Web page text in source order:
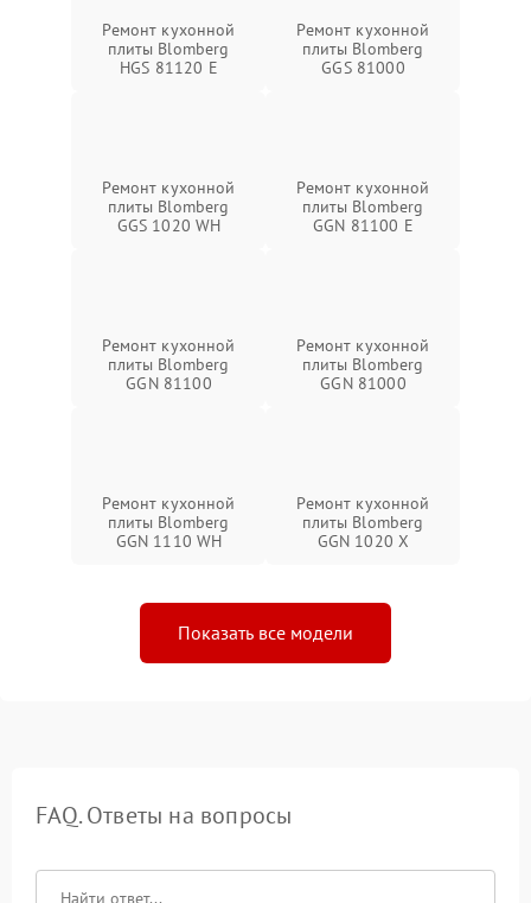
Ремонт кухонной
плиты Blomberg
HGS 81120 E
Ремонт кухонной
плиты Blomberg
GGS 81000
Ремонт кухонной
плиты Blomberg
GGS 1020 WH
Ремонт кухонной
плиты Blomberg
GGN 81100 E
Ремонт кухонной
плиты Blomberg
GGN 81100
Ремонт кухонной
плиты Blomberg
GGN 81000
Ремонт кухонной
плиты Blomberg
GGN 1110 WH
Ремонт кухонной
плиты Blomberg
GGN 1020 X
Показать все модели
FAQ. Ответы на вопросы